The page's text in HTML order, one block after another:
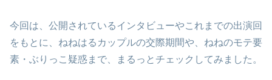
今回は、公開されているインタビューやこれまでの出演回
をもとに、ねねはるカップルの交際期間や、ねねのモテ要
素・ぶりっこ疑惑まで、まるっとチェックしてみました。